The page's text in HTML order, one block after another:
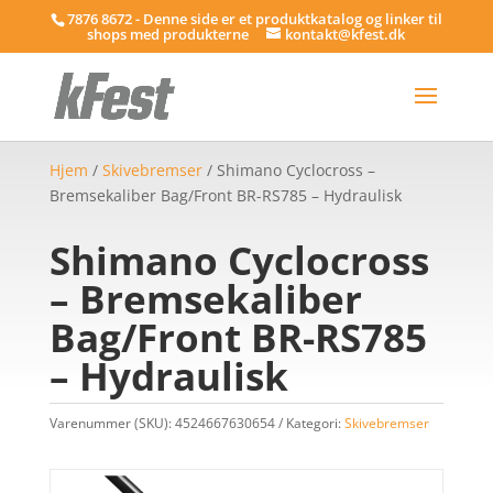
7876 8672 - Denne side er et produktkatalog og linker til
shops med produkterne kontakt@kfest.dk
Hjem / Skivebremser/ Shimano Cyclocross –
Bremsekaliber Bag/Front BR-RS785 – Hydraulisk
Shimano Cyclocross
– Bremsekaliber
Bag/Front BR-RS785
– Hydraulisk
Varenummer (SKU):4524667630654 Kategori:Skivebremser